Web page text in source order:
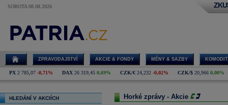
SOBOTA 08.08.2026
ZPRAVODAJSTVÍ AKCIE & FONDY MĚNY & SAZBY
PX 2 785,07 -0,71% DAX 26 319,45 0,69% CZK/€ 24,232 -0,02% CZK/$ 20,966 0,00%
HLEDÁNÍ V AKCIÍCH Horké zprávy - Akcie